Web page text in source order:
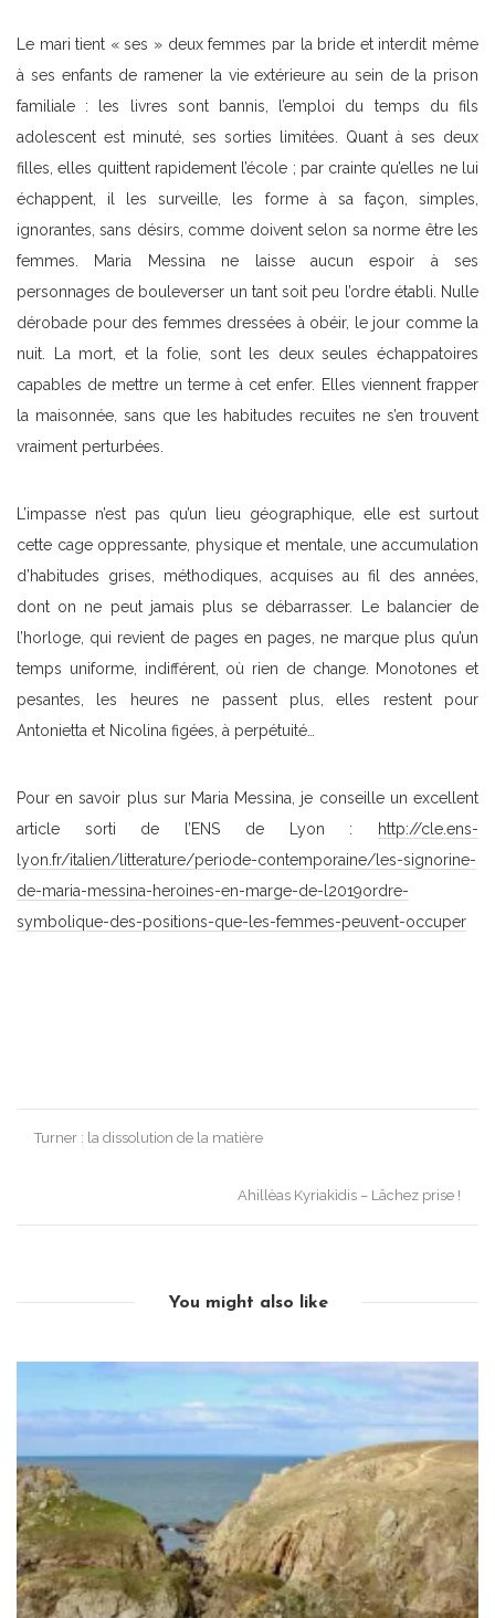
Le mari tient « ses » deux femmes par la bride et interdit même
à ses enfants de ramener la vie extérieure au sein de la prison
familiale : les livres sont bannis, l’emploi du temps du fils
adolescent est minuté, ses sorties limitées. Quant à ses deux
filles, elles quittent rapidement l’école ; par crainte qu’elles ne lui
échappent, il les surveille, les forme à sa façon, simples,
ignorantes, sans désirs, comme doivent selon sa norme être les
femmes. Maria Messina ne laisse aucun espoir à ses
personnages de bouleverser un tant soit peu l’ordre établi. Nulle
dérobade pour des femmes dressées à obéir, le jour comme la
nuit. La mort, et la folie, sont les deux seules échappatoires
capables de mettre un terme à cet enfer. Elles viennent frapper
la maisonnée, sans que les habitudes recuites ne s’en trouvent
vraiment perturbées.
L’impasse n’est pas qu’un lieu géographique, elle est surtout
cette cage oppressante, physique et mentale, une accumulation
d’habitudes grises, méthodiques, acquises au fil des années,
dont on ne peut jamais plus se débarrasser. Le balancier de
l’horloge, qui revient de pages en pages, ne marque plus qu’un
temps uniforme, indifférent, où rien de change. Monotones et
pesantes, les heures ne passent plus, elles restent pour
Antonietta et Nicolina figées, à perpétuité…
Pour en savoir plus sur Maria Messina, je conseille un excellent
article sorti de l’ENS de Lyon :
http://cle.ens-
lyon.fr/italien/litterature/periode-contemporaine/les-signorine-
de-maria-messina-heroines-en-marge-de-l2019ordre-
symbolique-des-positions-que-les-femmes-peuvent-occuper
Post
Turner : la dissolution de la matière
Ahillèas Kyriakìdis – Lâchez prise !
You might also like